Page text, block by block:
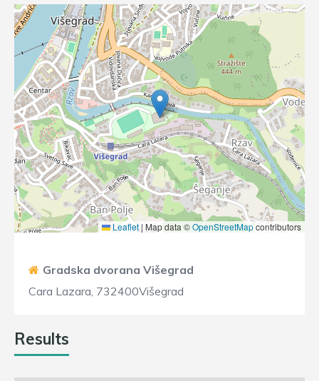
Leaflet | Map data ©OpenStreetMapcontributors
Gradska dvorana Višegrad
Cara Lazara, 732400Višegrad
Results